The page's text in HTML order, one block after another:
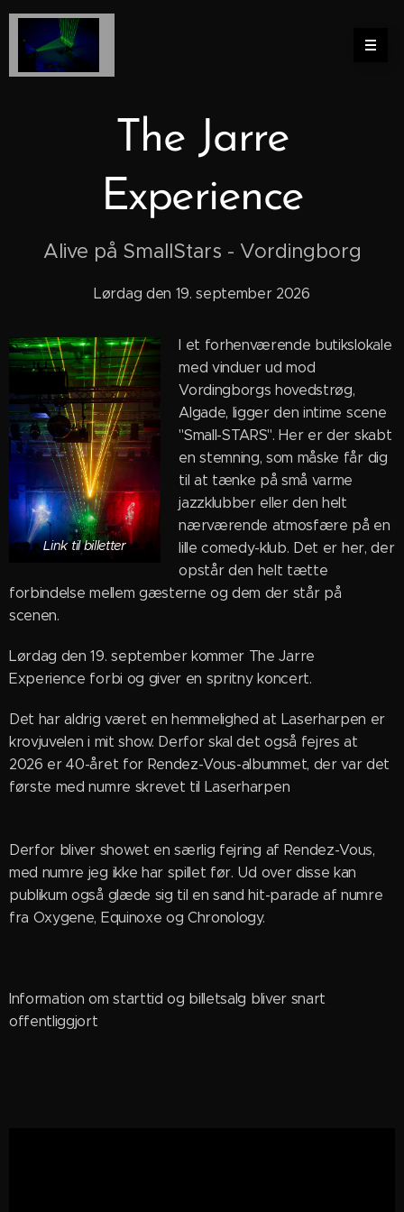
The Jarre
Experience
Alive på SmallStars - Vordingborg
Lørdag den 19. september 2026
Link til billetter
I et forhenværende butikslokale
med vinduer ud mod
Vordingborgs hovedstrøg,
Algade, ligger den intime scene
"Small-STARS". Her er der skabt
en stemning, som måske får dig
til at tænke på små varme
jazzklubber eller den helt
nærværende atmosfære på en
lille comedy-klub. Det er her, der
opstår den helt tætte
forbindelse mellem gæsterne og dem der står på
scenen.
Lørdag den 19. september kommer The Jarre
Experience forbi og giver en spritny koncert.
Det har aldrig været en hemmelighed at Laserharpen er
krovjuvelen i mit show. Derfor skal det også fejres at
2026 er 40-året for Rendez-Vous-albummet, der var det
første med numre skrevet til Laserharpen
Derfor bliver showet en særlig fejring af Rendez-Vous,
med numre jeg ikke har spillet før. Ud over disse kan
publikum også glæde sig til en sand hit-parade af numre
fra Oxygene, Equinoxe og Chronology.
Information om starttid og billetsalg bliver snart
offentliggjort